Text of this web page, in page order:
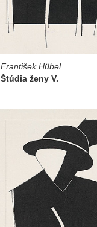
František Hübel
Štúdia ženy V.